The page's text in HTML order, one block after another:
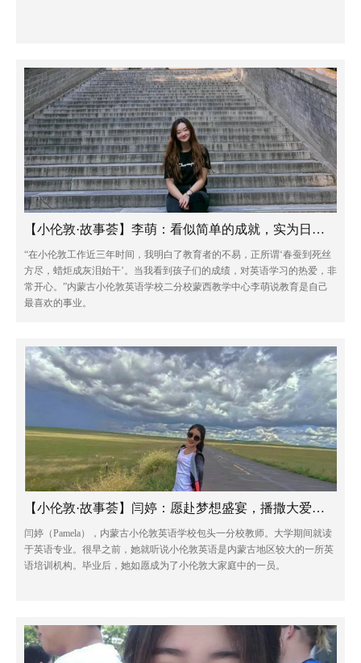
【小伦敦·故事荟】李萌：看似简单的成就，实为日积月累的信任
“在小伦敦工作近三年时间，我明白了教育者的不易，正所谓‘春蚕到死丝
方尽，蜡炬成灰泪始干’。当我看到孩子们的成绩，对英语学习的热爱，非
常开心。”内蒙古小伦敦英语学校二分校蒙西教学中心李萌说教育是自己
最喜欢的事业。
【小伦敦·故事荟】闫婷：愿赴梦想盛宴，播撒大爱无疆
闫婷（Pamela），内蒙古小伦敦英语学校包头一分校教师。大学期间就读
于英语专业。很早之前，她就听说小伦敦英语是内蒙古地区较大的一所英
语培训机构。毕业后，她如愿成为了小伦敦大家庭中的一员。